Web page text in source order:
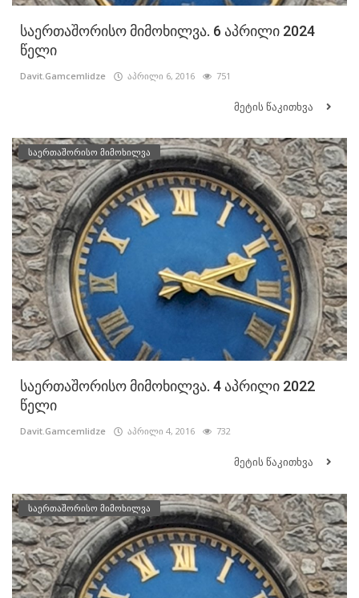
საერთაშორისო მიმოხილვა. 6 აპრილი 2024
წელი
Davit.Gamcemlidze აპრილი 6, 2016 751
მეტის წაკითხვა
საერთაშორისო მიმოხილვა
საერთაშორისო მიმოხილვა. 4 აპრილი 2022
წელი
Davit.Gamcemlidze აპრილი 4, 2016 732
მეტის წაკითხვა
საერთაშორისო მიმოხილვა